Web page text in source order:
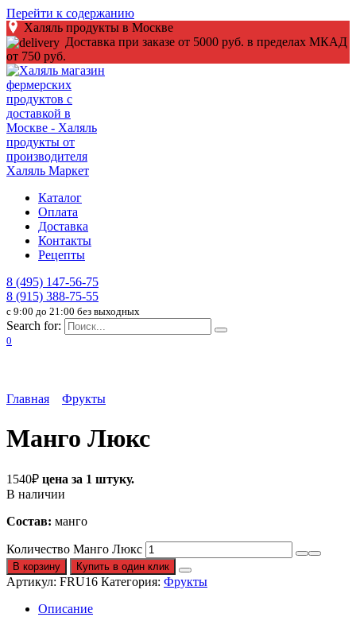
Перейти к содержанию
Халяль продукты в Москве
Доставка при заказе от 5000 руб. в пределах МКАД
от 750 руб.
Каталог
Оплата
Доставка
Контакты
Рецепты
8 (495) 147-56-75
8 (915) 388-75-55
c 9:00 до 21:00 без выходных
Search for:
0
Главная Фрукты
Манго Люкс
1540₽ цена за 1 штуку.
В наличии
Состав: манго
Количество Манго Люкс
В корзину Купить в один клик
Артикул: FRU16 Категория: Фрукты
Описание